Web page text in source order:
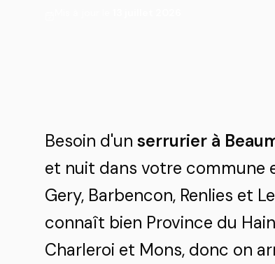
Besoin d'un serrurier à
et nuit dans votre commune
Gery, Barbencon, Renlies et
connaît bien Province du
Charleroi et Mons, donc on